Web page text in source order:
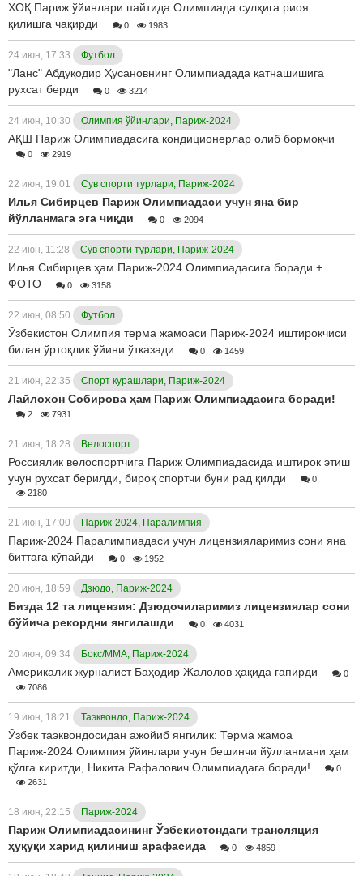
ХОҚ Париж ўйинлари пайтида Олимпиада сулҳига риоя
қилишга чақирди
0 1983
24 июн, 17:33 Футбол
"Ланс" Абдуқодир Ҳусановнинг Олимпиадада қатнашишига
рухсат берди
0 3214
24 июн, 10:30 Олимпия ўйинлари, Париж-2024
АҚШ Париж Олимпиадасига кондиционерлар олиб бормоқчи
0 2919
22 июн, 19:01 Сув спорти турлари, Париж-2024
Илья Сибирцев Париж Олимпиадаси учун яна бир
йўлланмага эга чиқди
0 2094
22 июн, 11:28 Сув спорти турлари, Париж-2024
Илья Сибирцев ҳам Париж-2024 Олимпиадасига боради +
ФОТО
0 3158
22 июн, 08:50 Футбол
Ўзбекистон Олимпия терма жамоаси Париж-2024 иштирокчиси
билан ўртоқлик ўйини ўтказади
0 1459
21 июн, 22:35 Спорт курашлари, Париж-2024
Лайлохон Собирова ҳам Париж Олимпиадасига боради!
2 7931
21 июн, 18:28 Велоспорт
Россиялик велоспортчига Париж Олимпиадасида иштирок этиш
учун рухсат берилди, бироқ спортчи буни рад қилди
0
2180
21 июн, 17:00 Париж-2024, Паралимпия
Париж-2024 Паралимпиадаси учун лицензияларимиз сони яна
биттага кўпайди
0 1952
20 июн, 18:59 Дзюдо, Париж-2024
Бизда 12 та лицензия: Дзюдочиларимиз лицензиялар сони
бўйича рекордни янгилашди
0 4031
20 июн, 09:34 Бокс/ММА, Париж-2024
Америкалик журналист Баҳодир Жалолов ҳақида гапирди
0
7086
19 июн, 18:21 Таэквондо, Париж-2024
Ўзбек таэквондосидан ажойиб янгилик: Терма жамоа
Париж-2024 Олимпия ўйинлари учун бешинчи йўлланмани ҳам
қўлга киритди, Никита Рафалович Олимпиадага боради!
0
2631
18 июн, 22:15 Париж-2024
Париж Олимпиадасининг Ўзбекистондаги трансляция
ҳуқуқи харид қилиниш арафасида
0 4859